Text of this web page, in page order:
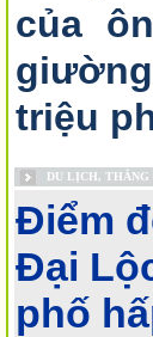
của
triệu
DU LỊCH, THẮNG
Điểm
Đại
phố